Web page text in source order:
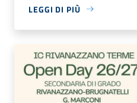
LEGGI DI PIÙ